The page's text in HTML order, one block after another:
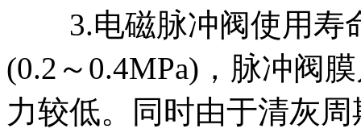
3.电磁脉冲阀使用寿
(0.2～0.4MPa)，脉冲阀
力较低。同时由于清灰